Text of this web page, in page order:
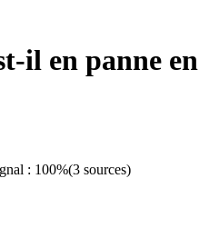
il en panne en
: 100%(3 sources)